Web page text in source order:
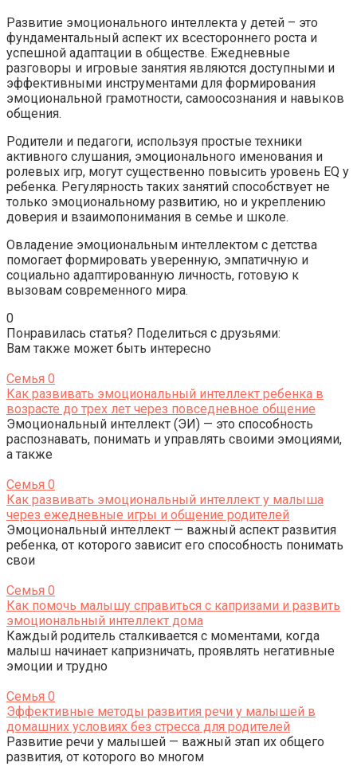
Развитие эмоционального интеллекта у детей – это
фундаментальный аспект их всестороннего роста и
успешной адаптации в обществе. Ежедневные
разговоры и игровые занятия являются доступными и
эффективными инструментами для формирования
эмоциональной грамотности, самоосознания и навыков
общения.
Родители и педагоги, используя простые техники
активного слушания, эмоционального именования и
ролевых игр, могут существенно повысить уровень EQ у
ребенка. Регулярность таких занятий способствует не
только эмоциональному развитию, но и укреплению
доверия и взаимопонимания в семье и школе.
Овладение эмоциональным интеллектом с детства
помогает формировать уверенную, эмпатичную и
социально адаптированную личность, готовую к
вызовам современного мира.
0
Понравилась статья? Поделиться с друзьями:
Вам также может быть интересно
Семья 0
Как развивать эмоциональный интеллект ребенка в
возрасте до трех лет через повседневное общение
Эмоциональный интеллект (ЭИ) — это способность
распознавать, понимать и управлять своими эмоциями,
а также
Семья 0
Как развивать эмоциональный интеллект у малыша
через ежедневные игры и общение родителей
Эмоциональный интеллект — важный аспект развития
ребенка, от которого зависит его способность понимать
свои
Семья 0
Как помочь малышу справиться с капризами и развить
эмоциональный интеллект дома
Каждый родитель сталкивается с моментами, когда
малыш начинает капризничать, проявлять негативные
эмоции и трудно
Семья 0
Эффективные методы развития речи у малышей в
домашних условиях без стресса для родителей
Развитие речи у малышей — важный этап их общего
развития, от которого во многом